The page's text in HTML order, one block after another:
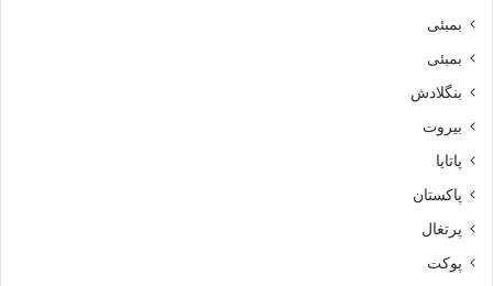
بمبئی
بمبئی
بنگلادش
بیروت
پاتایا
پاکستان
پرتغال
پوکت